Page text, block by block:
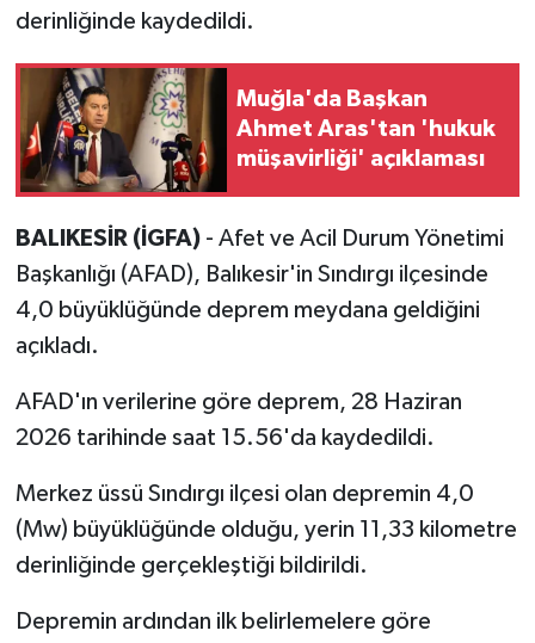
derinliğinde kaydedildi.
Muğla'da Başkan
Ahmet Aras'tan 'hukuk
müşavirliği' açıklaması
BALIKESİR (İGFA) - Afet ve Acil Durum Yönetimi
Başkanlığı (AFAD), Balıkesir'in Sındırgı ilçesinde
4,0 büyüklüğünde deprem meydana geldiğini
açıkladı.
AFAD'ın verilerine göre deprem, 28 Haziran
2026 tarihinde saat 15.56'da kaydedildi.
Merkez üssü Sındırgı ilçesi olan depremin 4,0
(Mw) büyüklüğünde olduğu, yerin 11,33 kilometre
derinliğinde gerçekleştiği bildirildi.
Depremin ardından ilk belirlemelere göre